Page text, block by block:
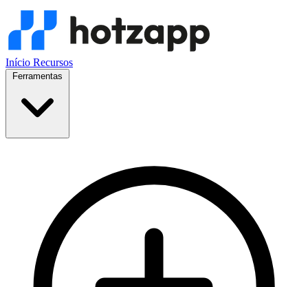
Início Recursos